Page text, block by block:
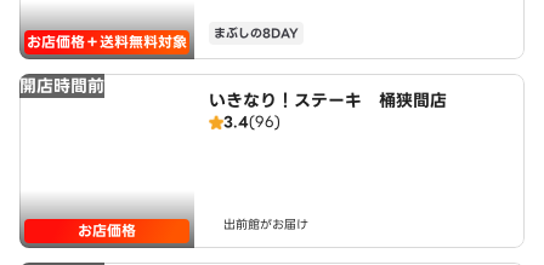
お店価格＋送料無料対象 まぶしの8DAY
開店時間前
お店価格
いきなり！ステーキ 桶狭間店
3.4(96)
出前館がお届け